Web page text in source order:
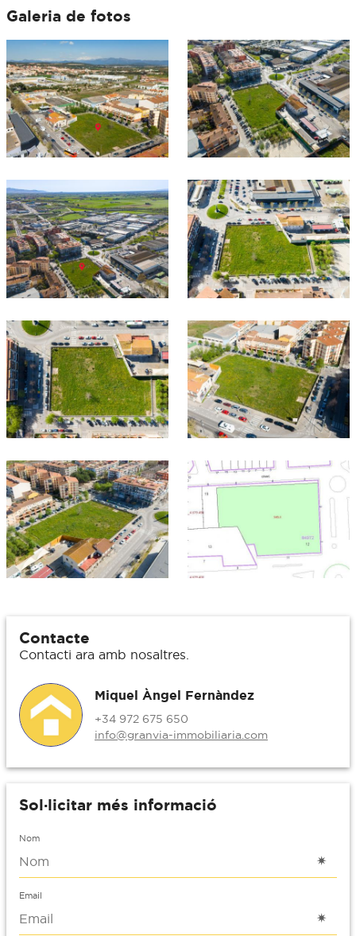
Galeria de fotos
Contacte
Contacti ara amb nosaltres.
Miquel Àngel Fernàndez
+34 972 675 650
info@granvia-immobiliaria.com
Sol·licitar més informació
Nom
Email